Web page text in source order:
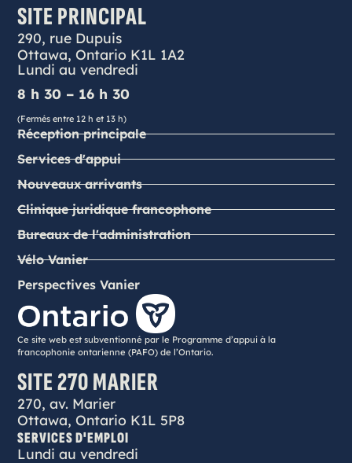
SITE PRINCIPAL
290, rue Dupuis
Ottawa, Ontario K1L 1A2
Lundi au vendredi
8 h 30 – 16 h 30
(Fermés entre 12 h et 13 h)
Réception principale
Services d'appui
Nouveaux arrivants
Clinique juridique francophone
Bureaux de l'administration
Vélo Vanier
Perspectives Vanier
Ce site web est subventionné par le Programme d’appui à la
francophonie ontarienne (PAFO) de l’Ontario.
SITE 270 MARIER
270, av. Marier
Ottawa, Ontario K1L 5P8
SERVICES D'EMPLOI
Lundi au vendredi